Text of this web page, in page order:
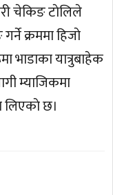
चेकिङ टाेलिले
क्रममा हिजाे
यात्रुबाहेक
म्याजिकमा
लिएकाे छ।